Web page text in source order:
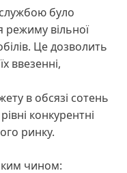
було
режиму вільної
Це дозволить
ввезенні,
в обсязі сотень
конкурентні
ринку.
чином: